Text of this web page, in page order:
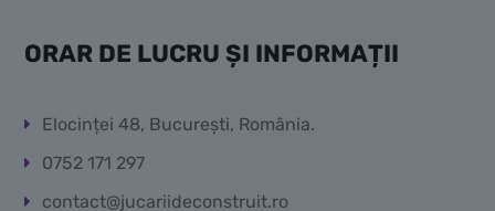
ORAR DE LUCRU ȘI INFORMAȚII
Elocinței 48, București, România.
0752 171 297
contact@jucariideconstruit.ro